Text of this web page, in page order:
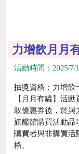
力增飲月月
活動時間：2025/7/
抽獎資格：力增飲
【月月有罐】活動
取優惠券後，於與
旗艦館購買活動品
購買者與非購買活
格。